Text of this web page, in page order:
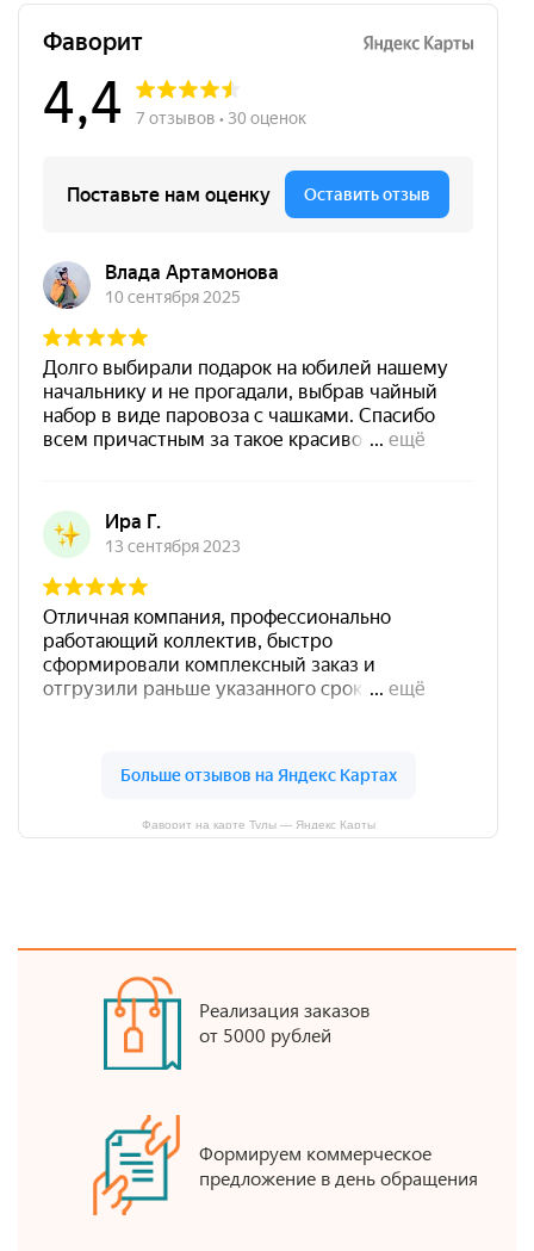
Фаворит на карте Тулы — Яндекс Карты
Реализация заказов
от 5000 рублей
Формируем коммерческое
предложение в день обращения